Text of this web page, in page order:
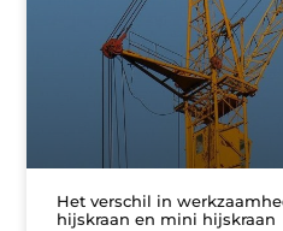
Het verschil in
hijskraan en mini hijskraan